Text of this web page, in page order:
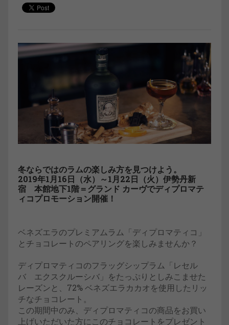
冬ならではのラムの楽しみ方を見つけよう。
2019年1月16日（水）～1月22日（火）伊勢丹新
宿 本館地下1階＝グランド カーヴでディプロマテ
ィコプロモーション開催！
ベネズエラのプレミアムラム「ディプロマティコ」
とチョコレートのペアリングを楽しみませんか？
ディプロマティコのフラッグシップラム「レセル
バ エクスクルーシバ」をたっぷりとしみこませた
レーズンと、72% ベネズエラカカオを使用したリッ
チなチョコレート。
この期間中のみ、ディプロマティコの商品をお買い
上げいただいた方にこのチョコレートをプレゼント